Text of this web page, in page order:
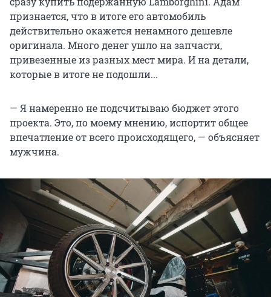
признается, что в итоге его автомобиль
действительно окажется ненамного дешевле
оригинала. Много денег ушло на запчасти,
привезенные из разных мест мира. И на детали,
которые в итоге не подошли...
— Я намеренно не подсчитываю бюджет этого
проекта. Это, по моему мнению, испортит общее
впечатление от всего происходящего, — объясняет
мужчина.